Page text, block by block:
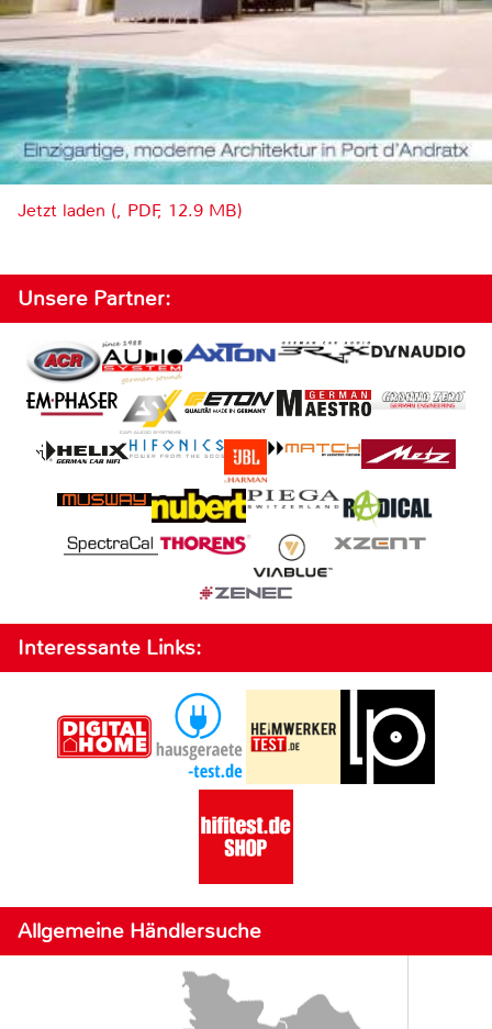
Jetzt laden (, PDF, 12.9 MB)
Unsere Partner:
Interessante Links:
Allgemeine Händlersuche